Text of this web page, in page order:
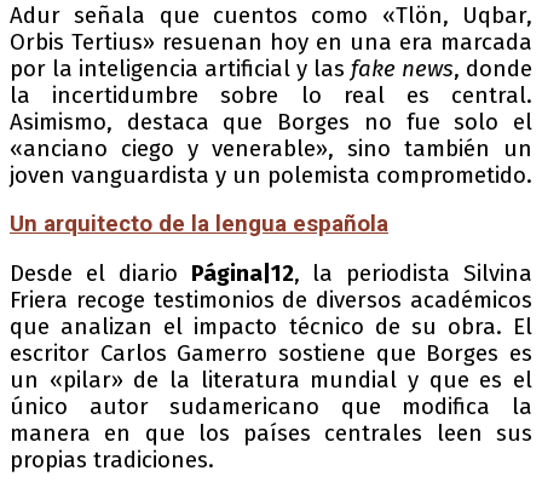
Adur señala que cuentos como «Tlön, Uqbar,
Orbis Tertius» resuenan hoy en una era marcada
por la inteligencia artificial y las fake news, donde
la incertidumbre sobre lo real es central.
Asimismo, destaca que Borges no fue solo el
«anciano ciego y venerable», sino también un
joven vanguardista y un polemista comprometido.
Un arquitecto de la lengua española
Desde el diario Página|12, la periodista Silvina
Friera recoge testimonios de diversos académicos
que analizan el impacto técnico de su obra. El
escritor Carlos Gamerro sostiene que Borges es
un «pilar» de la literatura mundial y que es el
único autor sudamericano que modifica la
manera en que los países centrales leen sus
propias tradiciones.